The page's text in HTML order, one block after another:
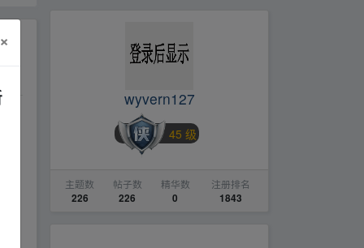
wyvern127
45 级
主题数
226
帖子数
226
精华数
0
注册排名
1843
×